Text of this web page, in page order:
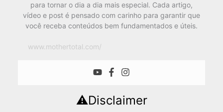
para tornar o dia a dia mais especial. Cada artigo,
vídeo e post é pensado com carinho para garantir que
você receba conteúdos bem fundamentados e úteis.
www.mothertotal.com/
⚠️Disclaimer